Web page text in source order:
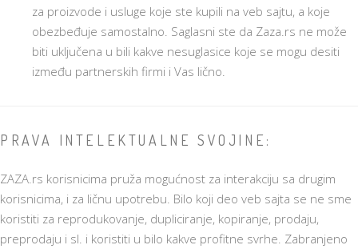
za proizvode i usluge koje ste kupili na veb sajtu, a koje
obezbeđuje samostalno. Saglasni ste da Zaza.rs ne može
biti uključena u bili kakve nesuglasice koje se mogu desiti
između partnerskih firmi i Vas lično.
PRAVA INTELEKTUALNE SVOJINE:
ZAZA.rs korisnicima pruža mogućnost za interakciju sa drugim
korisnicima, i za ličnu upotrebu. Bilo koji deo veb sajta se ne sme
koristiti za reprodukovanje, dupliciranje, kopiranje, prodaju,
preprodaju i sl. i koristiti u bilo kakve profitne svrhe. Zabranjeno